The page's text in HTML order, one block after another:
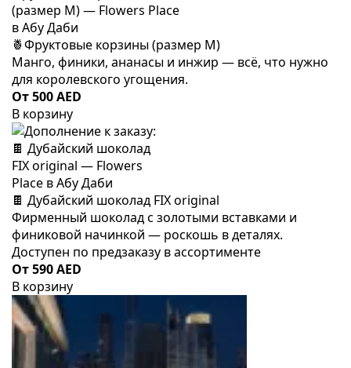
🍍Фруктовые корзины (размер M)
Манго, финики, ананасы и инжир — всё, что нужно
для королевского угощения.
От 500 AED
В корзину
🍫 Дубайский шоколад FIX original
Фирменный шоколад с золотыми вставками и
финиковой начинкой — роскошь в деталях.
Доступен по предзаказу в ассортименте
От 590 AED
В корзину